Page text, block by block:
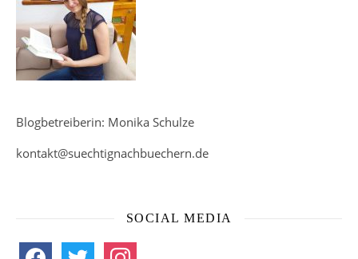
Blogbetreiberin: Monika Schulze
kontakt@suechtignachbuechern.de
SOCIAL MEDIA
facebook twitter instagram